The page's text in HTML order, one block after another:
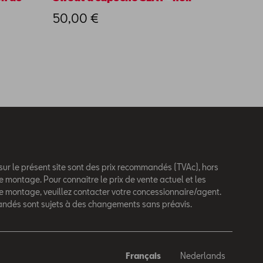
50,00 €
le présent site sont des prix recommandés (TVAc), hors
montage. Pour connaitre le prix de vente actuel et les
montage, veuillez contacter votre concessionnaire/agent.
sont sujets à des changements sans préavis.
Français Nederlands